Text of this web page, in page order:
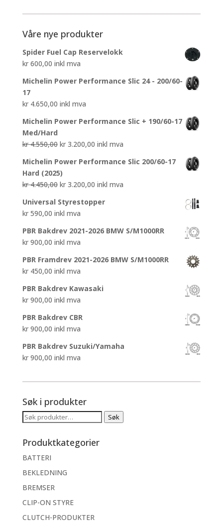
Våre nye produkter
Spider Fuel Cap Reservelokk
kr600,00 inkl mva
Michelin Power Performance Slic 24 - 200/60-
17
kr4.650,00 inkl mva
Michelin Power Performance Slic + 190/60-17
Med/Hard
kr4.550,00 Opprinnelig
var:
kr 4.550,00.
kr3.200,00Nåværende
er:
inkl mva
Michelin Power Performance Slic 200/60-17
Hard (2025)
kr4.450,00 Opprinnelig
var:
kr 4.450,00.
kr3.200,00Nåværende
er:
inkl mva
Universal Styrestopper
kr590,00 inkl mva
PBR Bakdrev 2021-2026 BMW S/M1000RR
kr900,00 inkl mva
PBR Framdrev 2021-2026 BMW S/M1000RR
kr450,00 inkl mva
PBR Bakdrev Kawasaki
kr900,00 inkl mva
PBR Bakdrev CBR
kr900,00 inkl mva
PBR Bakdrev Suzuki/Yamaha
kr900,00 inkl mva
Søk i produkter
Søk
Søk
Produktkategorier
BATTERI
BEKLEDNING
BREMSER
CLIP-ON STYRE
CLUTCH-PRODUKTER